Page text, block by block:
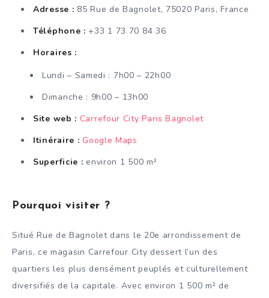
Adresse : 85 Rue de Bagnolet, 75020 Paris, France
Téléphone : +33 1 73 70 84 36
Horaires :
Lundi – Samedi : 7h00 – 22h00
Dimanche : 9h00 – 13h00
Site web : Carrefour City Paris Bagnolet
Itinéraire : Google Maps
Superficie : environ 1 500 m²
Pourquoi visiter ?
Situé Rue de Bagnolet dans le 20e arrondissement de
Paris, ce magasin Carrefour City dessert l’un des
quartiers les plus densément peuplés et culturellement
diversifiés de la capitale. Avec environ 1 500 m² de